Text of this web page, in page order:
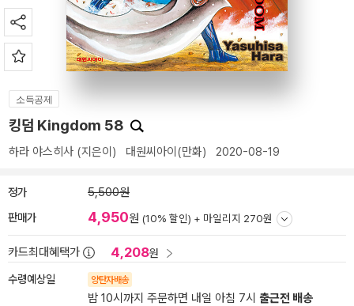
소득공제
킹덤 Kingdom 58
하라 야스히사 (지은이) 대원씨아이(만화) 2020-08-19
정가 5,500원
판매가 4,950원 (10% 할인) + 마일리지 270원
카드최대혜택가 4,208원
수령예상일 양탄자배송
밤 10시까지 주문하면 내일 아침 7시 출근전 배송